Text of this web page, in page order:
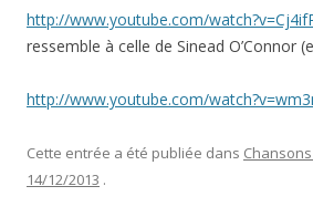
http://www.youtube.com/
ressemble à celle de Sinead O’Connor
http://www.youtube.com/
Cette entrée a été publiée dans
14/12/2013 .